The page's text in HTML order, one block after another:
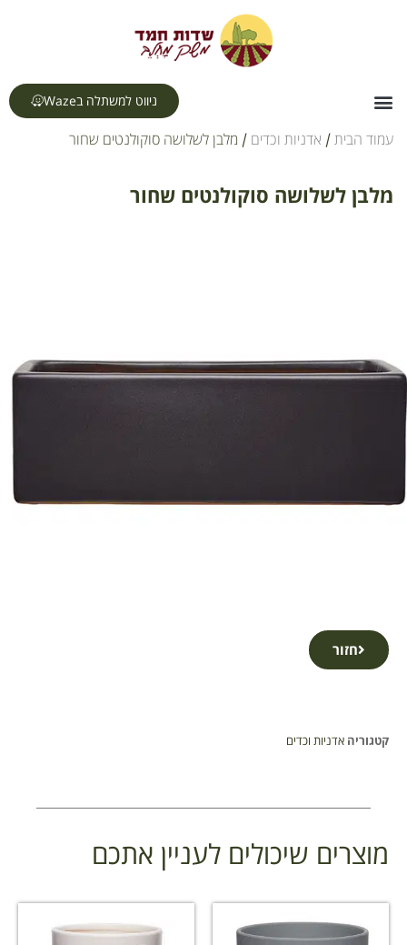
ניווט למשתלה בWaze
עמוד הבית / אדניות וכדים / מלבן לשלושה סוקולנטים שחור
מלבן לשלושה סוקולנטים שחור
חזור
קטגוריה אדניות וכדים
מוצרים שיכולים לעניין אתכם